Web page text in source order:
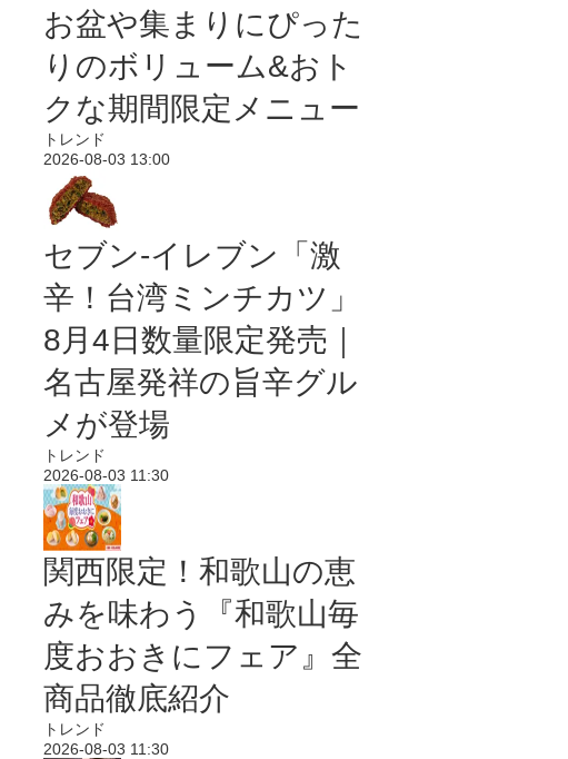
お盆や集まりにぴった
りのボリューム&おト
クな期間限定メニュー
トレンド
2026-08-03 13:00
セブン-イレブン「激
辛！台湾ミンチカツ」
8月4日数量限定発売｜
名古屋発祥の旨辛グル
メが登場
トレンド
2026-08-03 11:30
関西限定！和歌山の恵
みを味わう『和歌山毎
度おおきにフェア』全
商品徹底紹介
トレンド
2026-08-03 11:30